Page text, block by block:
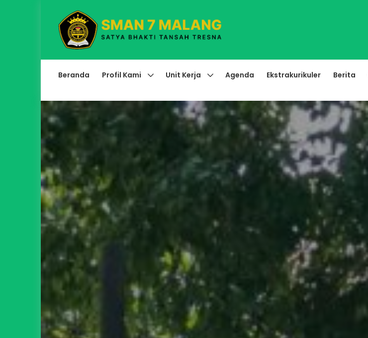
Beranda Profil Kami Unit Kerja Agenda Ekstrakurikuler Berita